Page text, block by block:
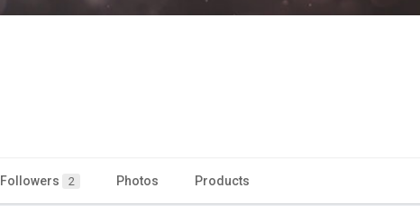
Followers 2 Photos Products